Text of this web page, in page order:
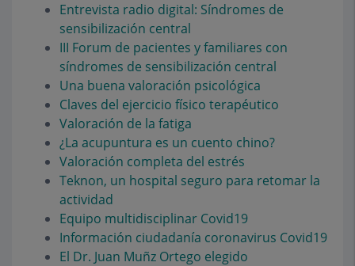
Entrevista radio digital: Síndromes de
sensibilización central
III Forum de pacientes y familiares con
síndromes de sensibilización central
Una buena valoración psicológica
Claves del ejercicio físico terapéutico
Valoración de la fatiga
¿La acupuntura es un cuento chino?
Valoración completa del estrés
Teknon, un hospital seguro para retomar la
actividad
Equipo multidisciplinar Covid19
Información ciudadanía coronavirus Covid19
El Dr. Juan Muñz Ortego elegido